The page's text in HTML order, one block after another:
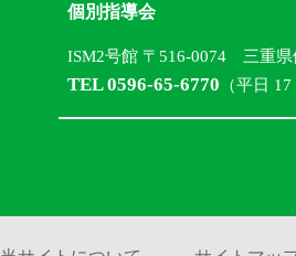
個別指導会
ISM2号館 〒516-0074 三重県
TEL 0596-65-6770 （平日